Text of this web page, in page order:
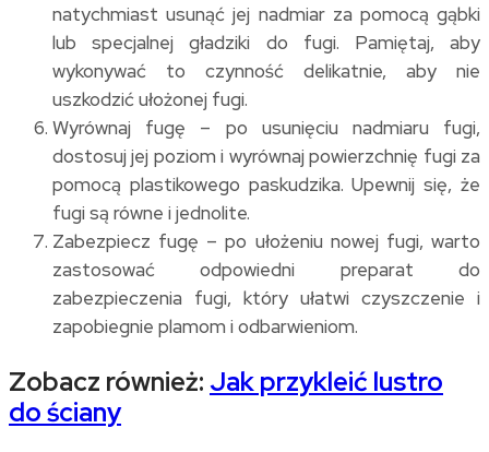
natychmiast usunąć jej nadmiar za pomocą gąbki
lub specjalnej gładziki do fugi. Pamiętaj, aby
wykonywać to czynność delikatnie, aby nie
uszkodzić ułożonej fugi.
Wyrównaj fugę – po usunięciu nadmiaru fugi,
dostosuj jej poziom i wyrównaj powierzchnię fugi za
pomocą plastikowego paskudzika. Upewnij się, że
fugi są równe i jednolite.
Zabezpiecz fugę – po ułożeniu nowej fugi, warto
zastosować odpowiedni preparat do
zabezpieczenia fugi, który ułatwi czyszczenie i
zapobiegnie plamom i odbarwieniom.
Zobacz również:Jak przykleić lustro
do ściany